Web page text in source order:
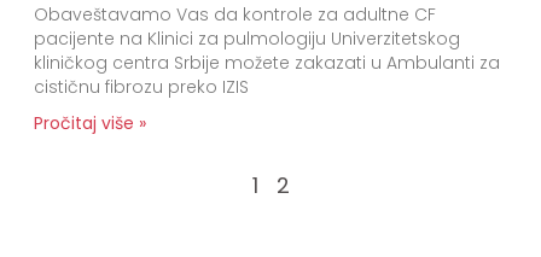
Obaveštavamo Vas da kontrole za adultne CF
pacijente na Klinici za pulmologiju Univerzitetskog
kliničkog centra Srbije možete zakazati u Ambulanti za
cističnu fibrozu preko IZIS
Pročitaj više »
1 2